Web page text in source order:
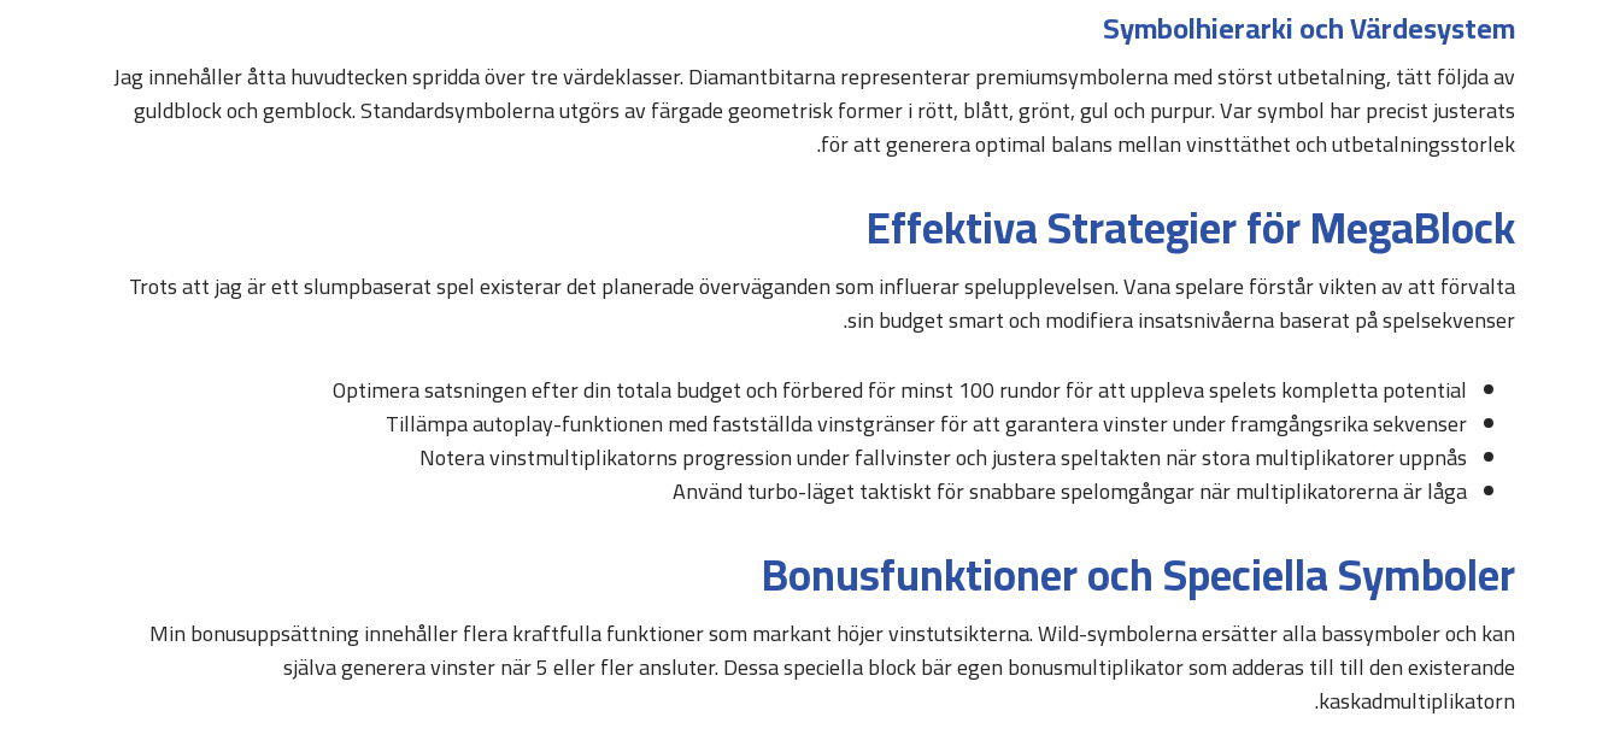
Symbolhierarki och Värdesystem
Jag innehåller åtta huvudtecken spridda över tre värdeklasser. Diamantbitarna representerar premiumsymbolerna med störst utbetalning, tätt följda av
guldblock och gemblock. Standardsymbolerna utgörs av färgade geometrisk former i rött, blått, grönt, gul och purpur. Var symbol har precist justerats
för att generera optimal balans mellan vinsttäthet och utbetalningsstorlek.
Effektiva Strategier för MegaBlock
Trots att jag är ett slumpbaserat spel existerar det planerade överväganden som influerar spelupplevelsen. Vana spelare förstår vikten av att förvalta
sin budget smart och modifiera insatsnivåerna baserat på spelsekvenser.
Optimera satsningen efter din totala budget och förbered för minst 100 rundor för att uppleva spelets kompletta potential
Tillämpa autoplay-funktionen med fastställda vinstgränser för att garantera vinster under framgångsrika sekvenser
Notera vinstmultiplikatorns progression under fallvinster och justera speltakten när stora multiplikatorer uppnås
Använd turbo-läget taktiskt för snabbare spelomgångar när multiplikatorerna är låga
Bonusfunktioner och Speciella Symboler
Min bonusuppsättning innehåller flera kraftfulla funktioner som markant höjer vinstutsikterna. Wild-symbolerna ersätter alla bassymboler och kan
själva generera vinster när 5 eller fler ansluter. Dessa speciella block bär egen bonusmultiplikator som adderas till till den existerande
kaskadmultiplikatorn.